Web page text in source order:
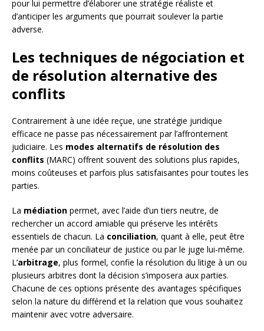
pour lui permettre d’élaborer une stratégie réaliste et
d’anticiper les arguments que pourrait soulever la partie
adverse.
Les techniques de négociation et
de résolution alternative des
conflits
Contrairement à une idée reçue, une stratégie juridique
efficace ne passe pas nécessairement par l’affrontement
judiciaire. Les modes alternatifs de résolution des
conflits (MARC) offrent souvent des solutions plus rapides,
moins coûteuses et parfois plus satisfaisantes pour toutes les
parties.
La médiation permet, avec l’aide d’un tiers neutre, de
rechercher un accord amiable qui préserve les intérêts
essentiels de chacun. La conciliation, quant à elle, peut être
menée par un conciliateur de justice ou par le juge lui-même.
L’arbitrage, plus formel, confie la résolution du litige à un ou
plusieurs arbitres dont la décision s’imposera aux parties.
Chacune de ces options présente des avantages spécifiques
selon la nature du différend et la relation que vous souhaitez
maintenir avec votre adversaire.